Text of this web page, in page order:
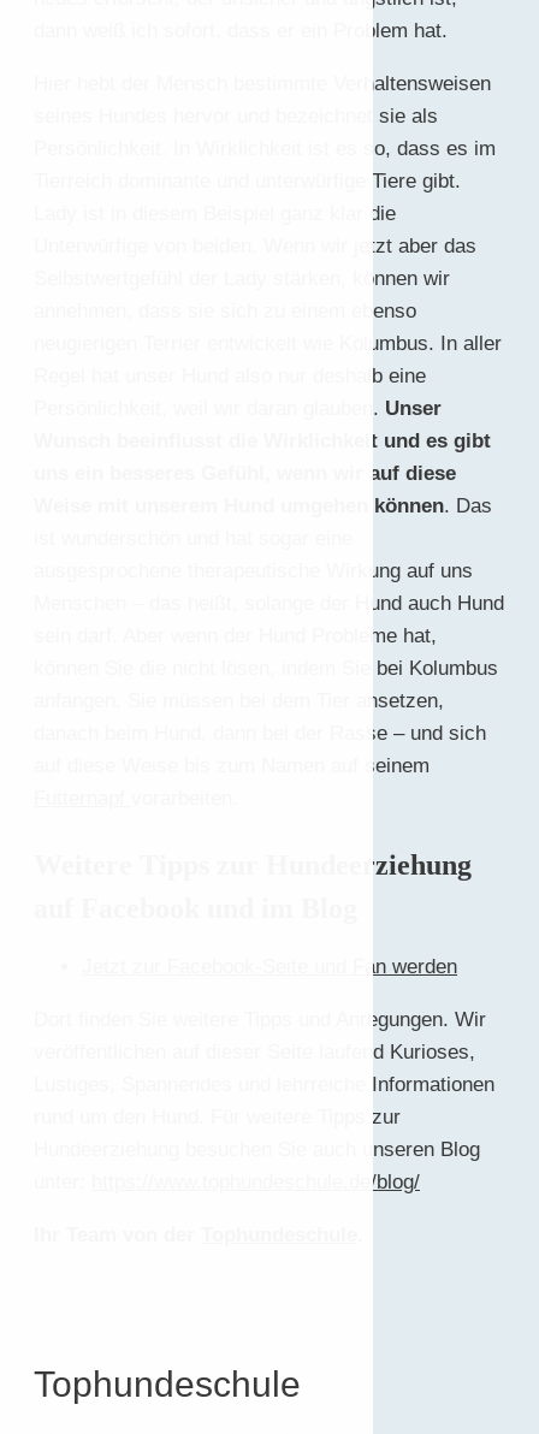
dann weiß ich sofort, dass er ein Problem hat.
Hier hebt der Mensch bestimmte Verhaltensweisen
seines Hundes hervor und bezeichnet sie als
Persönlichkeit. In Wirklichkeit ist es so, dass es im
Tierreich dominante und unterwürfige Tiere gibt.
Lady ist in diesem Beispiel ganz klar die
Unterwürfige von beiden. Wenn wir jetzt aber das
Selbstwertgefühl der Lady stärken, können wir
annehmen, dass sie sich zu einem ebenso
neugierigen Terrier entwickelt wie Kolumbus. In aller
Regel hat unser Hund also nur deshalb eine
Persönlichkeit, weil wir daran glauben. Unser
Wunsch beeinflusst die Wirklichkeit und es gibt
uns ein besseres Gefühl, wenn wir auf diese
Weise mit unserem Hund umgehen können. Das
ausgesprochene therapeutische Wirkung auf uns
Menschen – das heißt, solange der Hund auch Hund
sein darf. Aber wenn der Hund Probleme hat,
können Sie die nicht lösen, indem Sie bei Kolumbus
anfangen. Sie müssen bei dem Tier ansetzen,
danach beim Hund, dann bei der Rasse – und sich
auf diese Weise bis zum Namen auf seinem
Weitere Tipps zur Hundeerziehung
Jetzt zur Facebook-Seite und Fan werden
Dort finden Sie weitere Tipps und Anregungen. Wir
veröffentlichen auf dieser Seite laufend Kurioses,
Lustiges, Spannendes und lehrreiche Informationen
rund um den Hund. Für weitere Tipps zur
Hundeerziehung besuchen Sie auch unseren Blog
https://www.tophundeschule.de/blog/
Tophundeschule